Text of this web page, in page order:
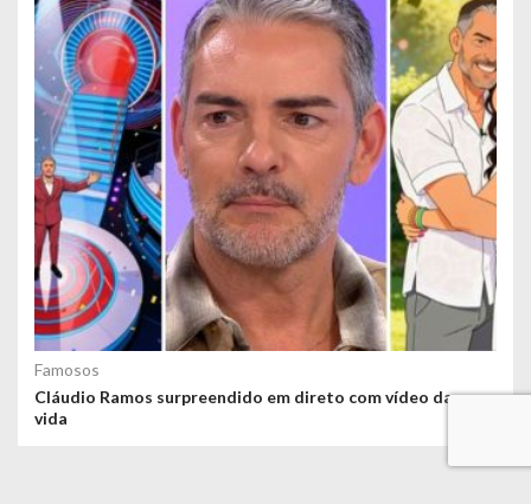
Famosos
Cláudio Ramos surpreendido em direto com vídeo da sua
vida